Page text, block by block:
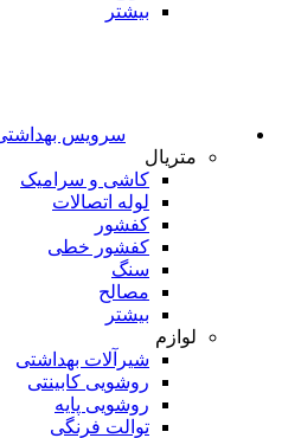
بیشتر
سرویس
متریال
کاشی و سرامیک
لوله اتصالات
کفشور
کفشور خطی
سنگ
مصالح
بیشتر
لوازم
شیرآلات بهداشتی
روشویی کابینتی
روشویی پایه
توالت فرنگی